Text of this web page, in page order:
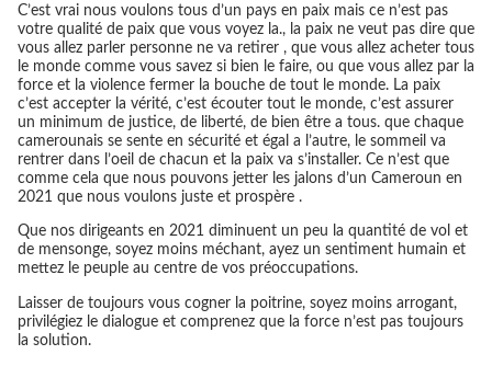
C’est vrai nous voulons tous d’un pays en paix mais ce n’est pas
votre qualité de paix que vous voyez la., la paix ne veut pas dire que
vous allez parler personne ne va retirer , que vous allez acheter tous
le monde comme vous savez si bien le faire, ou que vous allez par la
force et la violence fermer la bouche de tout le monde. La paix
c’est accepter la vérité, c’est écouter tout le monde, c’est assurer
un minimum de justice, de liberté, de bien être a tous. que chaque
camerounais se sente en sécurité et égal a l’autre, le sommeil va
rentrer dans l’oeil de chacun et la paix va s’installer. Ce n’est que
comme cela que nous pouvons jetter les jalons d’un Cameroun en
2021 que nous voulons juste et prospère .
Que nos dirigeants en 2021 diminuent un peu la quantité de vol et
de mensonge, soyez moins méchant, ayez un sentiment humain et
mettez le peuple au centre de vos préoccupations.
Laisser de toujours vous cogner la poitrine, soyez moins arrogant,
privilégiez le dialogue et comprenez que la force n’est pas toujours
la solution.